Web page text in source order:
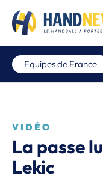
Equipes de France
VIDÉO
La passe
Lekic